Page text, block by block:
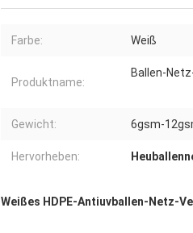
Farbe: Weiß
Produktname:
Ballen-
Gewicht: 6gsm-
Hervorheben:
Weißes HDPE-Antiuvballen-Netz-